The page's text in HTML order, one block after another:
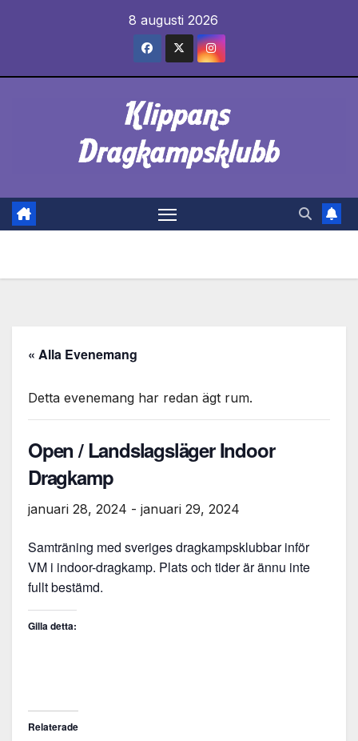
8 augusti 2026
« Alla Evenemang
Detta evenemang har redan ägt rum.
Open / Landslagsläger Indoor
Dragkamp
januari 28, 2024 - januari 29, 2024
Samträning med sveriges dragkampsklubbar inför
VM i indoor-dragkamp. Plats och tider är ännu inte
fullt bestämd.
Gilla detta:
Relaterade